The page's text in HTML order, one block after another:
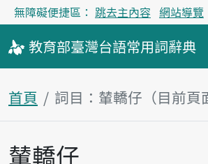
無障礙便捷區： 跳去主內容 網站導覽
教育部臺灣台語常用詞辭典
首頁 詞目：輦轎仔（目前頁
主內容區塊
輦轎仔